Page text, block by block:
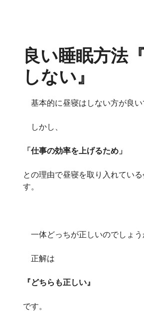
良い睡眠方法
しない』
基本的に昼寝はしない方が良い
しかし、
「仕事の効率を上げるため」
との理由で昼寝を取り入れてい
す。
一体どっちが正しいのでしょう
正解は
『どちらも正しい』
です。